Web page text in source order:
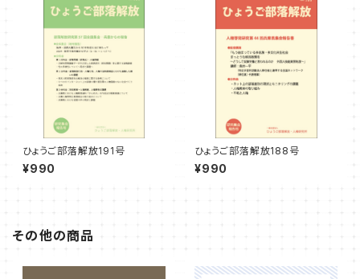
ひょうご部落解放191号
¥990
ひょうご部落解放188号
¥990
その他の商品